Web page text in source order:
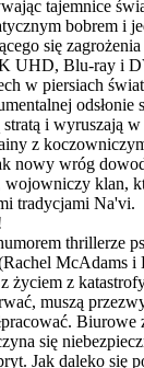
tajemnice
bobrem i
się
UHD, Blu-ray i
w piersiach
odsłonie
i wyruszają
z
nowy wróg
wojowniczy klan,
tradycjami Na'vi.
thrillerze
McAdams i
życiem z
muszą
Biurowe
się
Jak daleko się